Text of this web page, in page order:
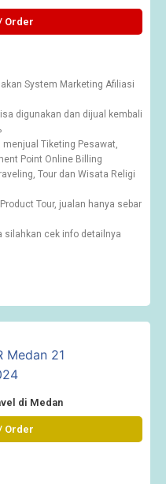
Order
System Marketing Afiliasi
digunakan dan dijual kembali
menjual Tiketing Pesawat,
Point Online Billing
Tour dan Wisata Religi
Tour, jualan hanya sebar
silahkan cek info detailnya
di Medan
Order